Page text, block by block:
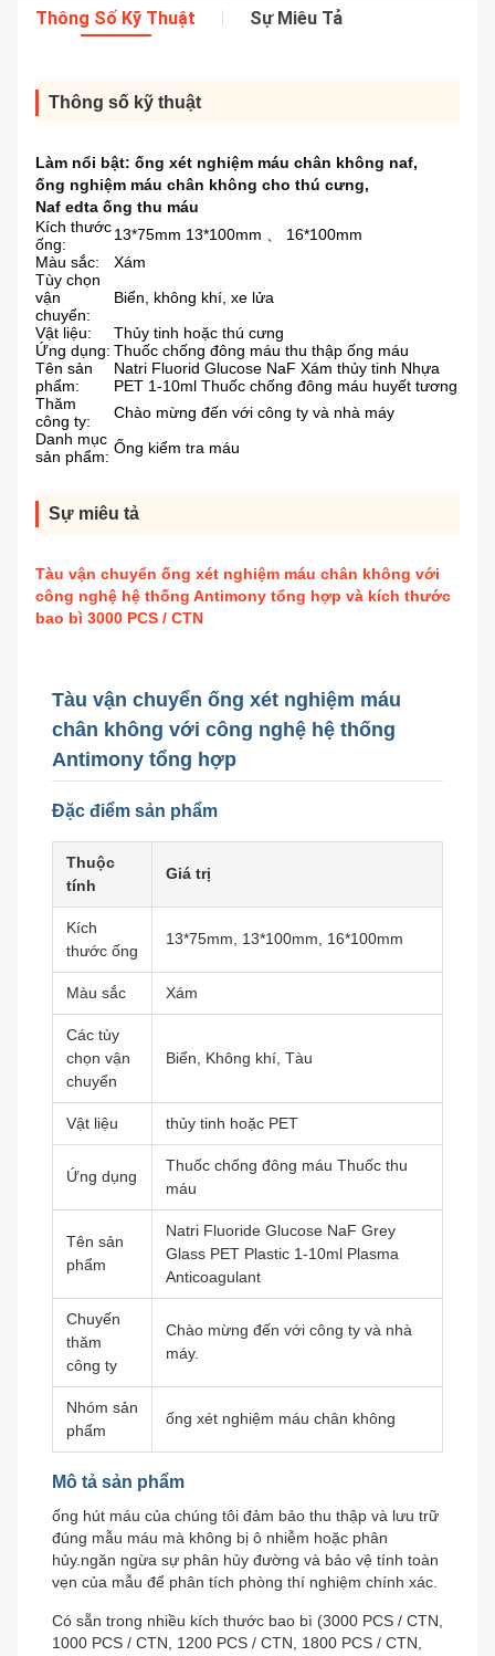
Thông Số Kỹ Thuật Sự Miêu Tả
Thông số kỹ thuật
Làm nổi bật: ống xét nghiệm máu chân không naf,
ống nghiệm máu chân không cho thú cưng,
Naf edta ống thu máu
Kích thước
ống:
13*75mm 13*100mm 、 16*100mm
Màu sắc:
Xám
Tùy chọn
vận
chuyển:
Biển, không khí, xe lửa
Vật liệu:
Thủy tinh hoặc thú cưng
Ứng dụng: Thuốc chống đông máu thu thập ống máu
Tên sản
phẩm:
Natri Fluorid Glucose NaF Xám thủy tinh Nhựa
PET 1-10ml Thuốc chống đông máu huyết tương
Thăm
công ty:
Chào mừng đến với công ty và nhà máy
Danh mục
sản phẩm: Ống kiểm tra máu
Sự miêu tả
Tàu vận chuyển ống xét nghiệm máu chân không với
công nghệ hệ thống Antimony tổng hợp và kích thước
bao bì 3000 PCS / CTN
Tàu vận chuyển ống xét nghiệm máu
chân không với công nghệ hệ thống
Antimony tổng hợp
Đặc điểm sản phẩm
Thuộc
tính
Giá trị
Kích
thước ống
13*75mm, 13*100mm, 16*100mm
Màu sắc Xám
Các tùy
chọn vận
chuyển
Biển, Không khí, Tàu
Vật liệu thủy tinh hoặc PET
Ứng dụng
Thuốc chống đông máu Thuốc thu
máu
Tên sản
phẩm
Natri Fluoride Glucose NaF Grey
Glass PET Plastic 1-10ml Plasma
Anticoagulant
Chuyến
thăm
công ty
Chào mừng đến với công ty và nhà
máy.
Nhóm sản
phẩm
ống xét nghiệm máu chân không
Mô tả sản phẩm
ống hút máu của chúng tôi đảm bảo thu thập và lưu trữ
đúng mẫu máu mà không bị ô nhiễm hoặc phân
hủy.ngăn ngừa sự phân hủy đường và bảo vệ tính toàn
vẹn của mẫu để phân tích phòng thí nghiệm chính xác.
Có sẵn trong nhiều kích thước bao bì (3000 PCS / CTN,
1000 PCS / CTN, 1200 PCS / CTN, 1800 PCS / CTN,